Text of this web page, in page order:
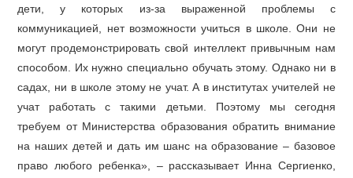
дети, у которых из-за выраженной проблемы с
коммуникацией, нет возможности учиться в школе. Они не
могут продемонстрировать свой интеллект привычным нам
способом. Их нужно специально обучать этому. Однако ни в
садах, ни в школе этому не учат. А в институтах учителей не
учат работать с такими детьми. Поэтому мы сегодня
требуем от Министерства образования обратить внимание
на наших детей и дать им шанс на образование – базовое
право любого ребенка», – рассказывает Инна Сергиенко,